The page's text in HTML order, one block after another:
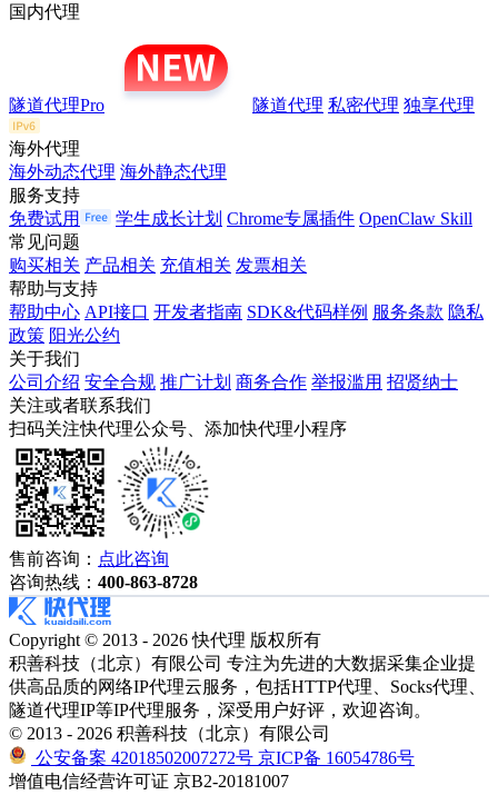
国内代理
隧道代理Pro 隧道代理 私密代理 独享代理
海外代理
海外动态代理 海外静态代理
服务支持
免费试用
学生成长计划 Chrome专属插件 OpenClaw Skill
常见问题
购买相关 产品相关 充值相关 发票相关
帮助与支持
帮助中心 API接口 开发者指南 SDK&代码样例 服务条款 隐私
政策 阳光公约
关于我们
公司介绍 安全合规 推广计划 商务合作 举报滥用 招贤纳士
关注或者联系我们
扫码关注快代理公众号、添加快代理小程序
售前咨询： 点此咨询
咨询热线： 400-863-8728
Copyright © 2013 - 2026 快代理 版权所有
积善科技（北京）有限公司 专注为先进的大数据采集企业提
供高品质的网络IP代理云服务，包括HTTP代理、Socks代理、
隧道代理IP等IP代理服务，深受用户好评，欢迎咨询。
© 2013 - 2026 积善科技（北京）有限公司
公安备案 42018502007272号 京ICP备 16054786号
增值电信经营许可证 京B2-20181007